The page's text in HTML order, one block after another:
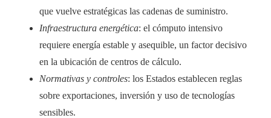
que vuelve estratégicas las cadenas de suministro.
Infraestructura energética: el cómputo intensivo
requiere energía estable y asequible, un factor decisivo
en la ubicación de centros de cálculo.
Normativas y controles: los Estados establecen reglas
sobre exportaciones, inversión y uso de tecnologías
sensibles.